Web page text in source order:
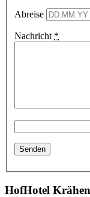
Abreise
Nachricht *
HofHotel